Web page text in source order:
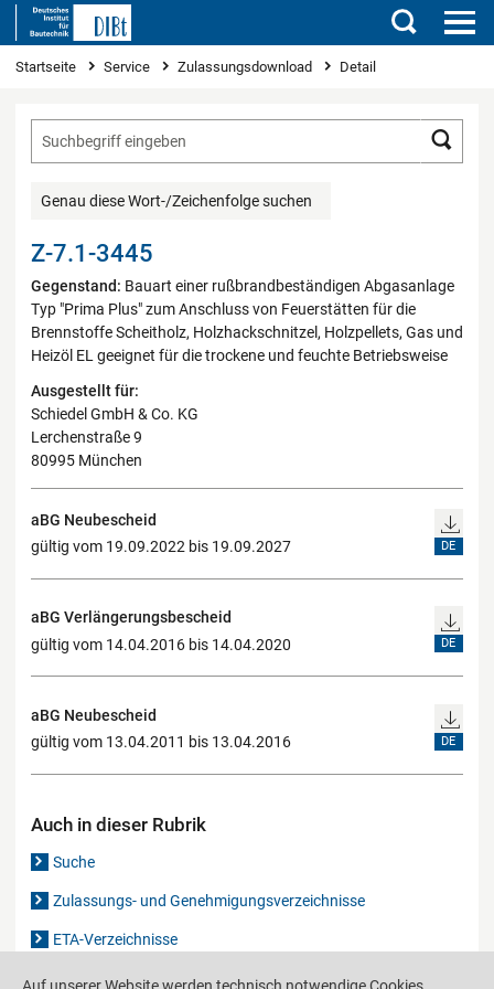
Suchen
Sie sind hier
Startseite Service Zulassungsdownload Detail
Genau diese Wort-/Zeichenfolge suchen
Z-7.1-3445
Gegenstand: Bauart einer rußbrandbeständigen Abgasanlage
Typ "Prima Plus" zum Anschluss von Feuerstätten für die
Brennstoffe Scheitholz, Holzhackschnitzel, Holzpellets, Gas und
Heizöl EL geeignet für die trockene und feuchte Betriebsweise
Ausgestellt für:
Schiedel GmbH & Co. KG
Lerchenstraße 9
80995 München
aBG Neubescheid
gültig vom 19.09.2022 bis 19.09.2027
DE
aBG Verlängerungsbescheid
gültig vom 14.04.2016 bis 14.04.2020
DE
aBG Neubescheid
gültig vom 13.04.2011 bis 13.04.2016
DE
Auch in dieser Rubrik
Suche
Zulassungs- und Genehmigungsverzeichnisse
ETA-Verzeichnisse
Gutachten-Verzeichnis
Auf unserer Website werden technisch notwendige Cookies